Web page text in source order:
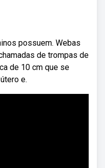
possuem. Webas
de trompas de
de 10 cm que se
e.